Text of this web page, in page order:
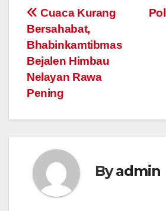
Post
navigation
Cuaca Kurang
Bersahabat,
Bhabinkamtibmas
Bejalen Himbau
Nelayan Rawa
Pening
Byadmin